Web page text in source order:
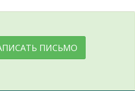
ПИСЬМО